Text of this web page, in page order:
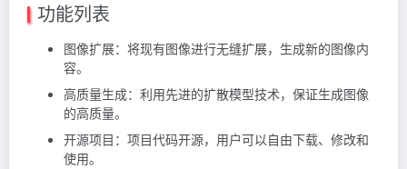
功能列表
图像扩展：将现有图像进行无缝扩展，生成新的图像内
容。
高质量生成：利用先进的扩散模型技术，保证生成图像
的高质量。
开源项目：项目代码开源，用户可以自由下载、修改和
使用。